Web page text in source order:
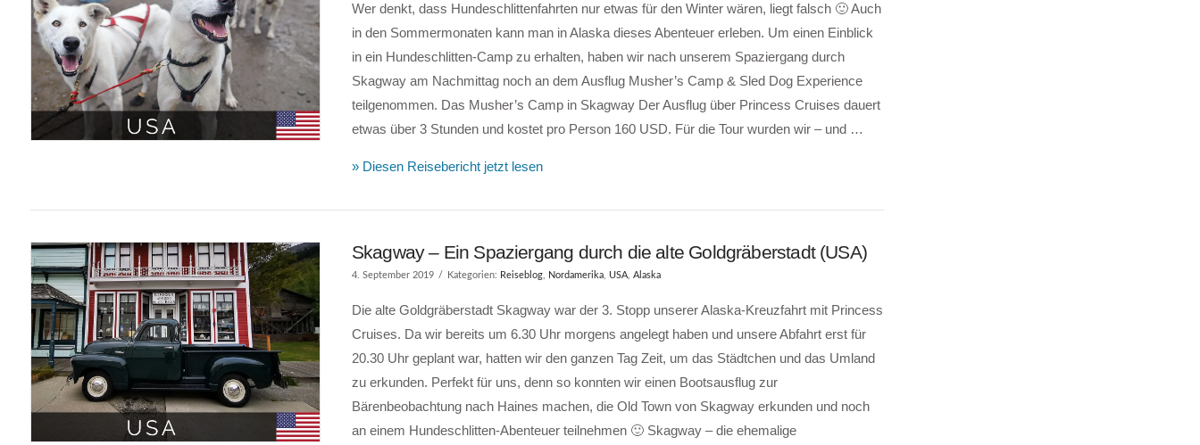
VIEW POST
VIEW POST
Wer denkt, dass Hundeschlittenfahrten nur etwas für den Winter wären, liegt falsch 🙂 Auch
in den Sommermonaten kann man in Alaska dieses Abenteuer erleben. Um einen Einblick
in ein Hundeschlitten-Camp zu erhalten, haben wir nach unserem Spaziergang durch
Skagway am Nachmittag noch an dem Ausflug Musher’s Camp & Sled Dog Experience
teilgenommen. Das Musher’s Camp in Skagway Der Ausflug über Princess Cruises dauert
etwas über 3 Stunden und kostet pro Person 160 USD. Für die Tour wurden wir – und …
» Diesen Reisebericht jetzt lesen
Skagway – Ein Spaziergang durch die alte Goldgräberstadt (USA)
4. September 2019 Kategorien: Reiseblog, Nordamerika, USA, Alaska
Die alte Goldgräberstadt Skagway war der 3. Stopp unserer Alaska-Kreuzfahrt mit Princess
Cruises. Da wir bereits um 6.30 Uhr morgens angelegt haben und unsere Abfahrt erst für
20.30 Uhr geplant war, hatten wir den ganzen Tag Zeit, um das Städtchen und das Umland
zu erkunden. Perfekt für uns, denn so konnten wir einen Bootsausflug zur
Bärenbeobachtung nach Haines machen, die Old Town von Skagway erkunden und noch
an einem Hundeschlitten-Abenteuer teilnehmen 🙂 Skagway – die ehemalige